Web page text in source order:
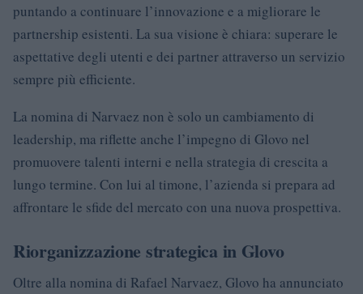
puntando a continuare l’innovazione e a migliorare le
partnership esistenti. La sua visione è chiara: superare le
aspettative degli utenti e dei partner attraverso un servizio
sempre più efficiente.
La nomina di Narvaez non è solo un cambiamento di
leadership, ma riflette anche l’impegno di Glovo nel
promuovere talenti interni e nella strategia di crescita a
lungo termine. Con lui al timone, l’azienda si prepara ad
affrontare le sfide del mercato con una nuova prospettiva.
Riorganizzazione strategica in Glovo
Oltre alla nomina di Rafael Narvaez, Glovo ha annunciato